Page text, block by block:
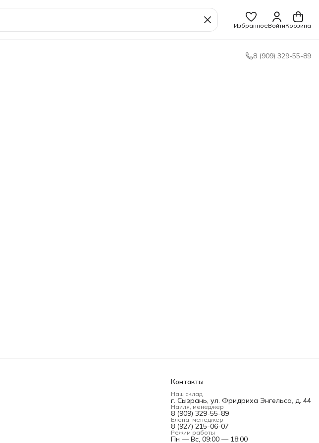
ИзбранноеВойтиКорзина
8 (909) 329-55-89
Контакты
Наш склад
г. Сызрань, ул. Фридриха Энгельса, д. 44
Наиля, менеджер
8 (909) 329-55-89
Елена, менеджер
8 (927) 215-06-07
Режим работы
Пн — Вс, 09:00 — 18:00